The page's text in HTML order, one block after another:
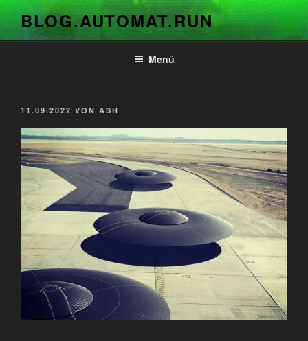
Zum
Inhalt
springen
BLOG.AUTOMAT.RUN
Menü
VERÖFFENTLICHT
11.09.2022 VON ASH